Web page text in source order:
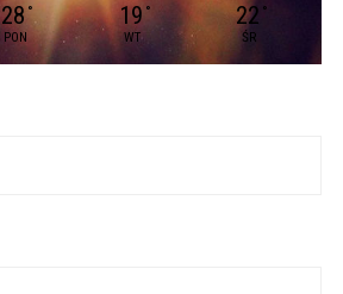
28°
PON
19 °
WT
22 °
ŚR